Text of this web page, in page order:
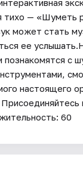
тихо — «Шуметь
может стать
ее
познакомятся с
настоящего
60